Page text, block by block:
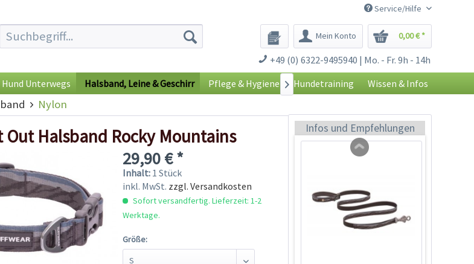
Service/Hilfe
Mein Konto 0,00 € *
+49 (0) 6322-9495940 | Mo. - Fr. 9h - 14h
Hund Unterwegs Halsband, Leine & Geschirr Pflege & Hygiene Hundetraining Wissen & Infos

Nylon
Out Halsband Rocky Mountains
29,90 € *
Inhalt: 1 Stück
inkl. MwSt. zzgl. Versandkosten
Sofort versandfertig. Lieferzeit: 1-2
Werktage.
Größe:
Infos und Empfehlungen
Ruffwear Front Range
Leine Twilight Gray
32,99 € *